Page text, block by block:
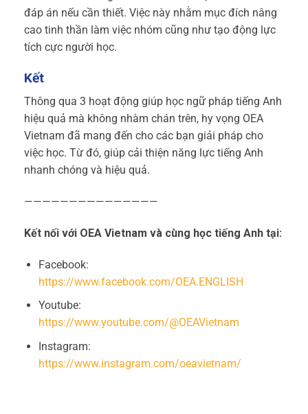
đáp án nếu cần thiết. Việc này nhằm mục đích nâng
cao tinh thần làm việc nhóm cũng như tạo động lực
tích cực người học.
Kết
Thông qua 3 hoạt động giúp học ngữ pháp tiếng Anh
hiệu quả mà không nhàm chán trên, hy vọng OEA
Vietnam đã mang đến cho các bạn giải pháp cho
việc học. Từ đó, giúp cải thiện năng lực tiếng Anh
nhanh chóng và hiệu quả.
———————————————
Kết nối với OEA Vietnam và cùng học tiếng Anh tại:
Facebook:
https://www.facebook.com/OEA.ENGLISH
Youtube:
https://www.youtube.com/@OEAVietnam
Instagram:
https://www.instagram.com/oeavietnam/